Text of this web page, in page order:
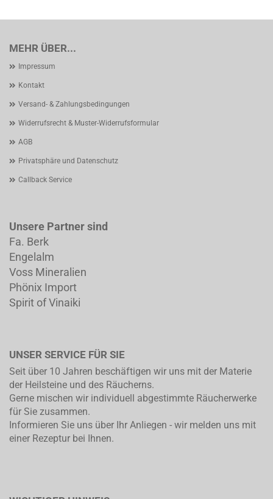
MEHR ÜBER...
Impressum
Kontakt
Versand- & Zahlungsbedingungen
Widerrufsrecht & Muster-Widerrufsformular
AGB
Privatsphäre und Datenschutz
Callback Service
Unsere Partner sind
Fa. Berk
Engelalm
Voss Mineralien
Phönix Import
Spirit of Vinaiki
UNSER SERVICE FÜR SIE
Seit über 10 Jahren beschäftigen wir uns mit der Materie
der Heilsteine und des Räucherns.
Gerne mischen wir individuell abgestimmte Räucherwerke
für Sie zusammen.
Informieren Sie uns über Ihr Anliegen - wir melden uns mit
einer Rezeptur bei Ihnen.